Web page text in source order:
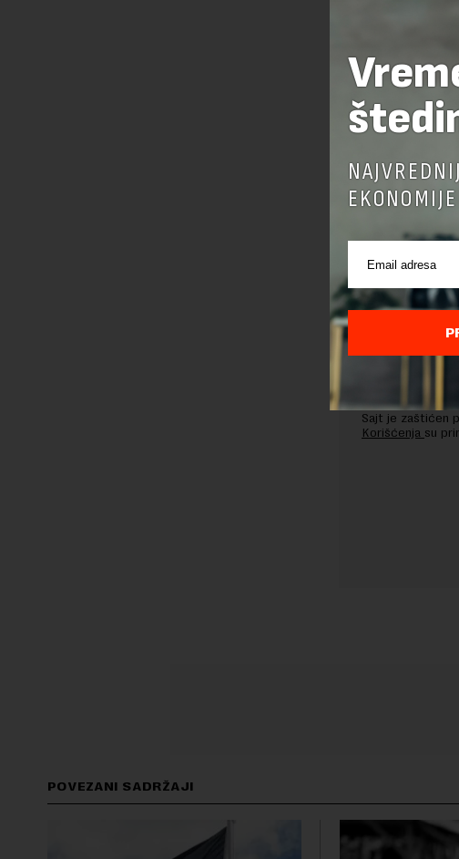
Preuzimanje
ka izvornom tekstu
Pre slanja
Sajt je zaštićen
Korišćenja su
POVEZANI SADRŽAJI